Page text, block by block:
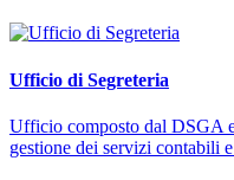
Ufficio di Segreteria
Ufficio composto dal DSGA
gestione dei servizi contabili